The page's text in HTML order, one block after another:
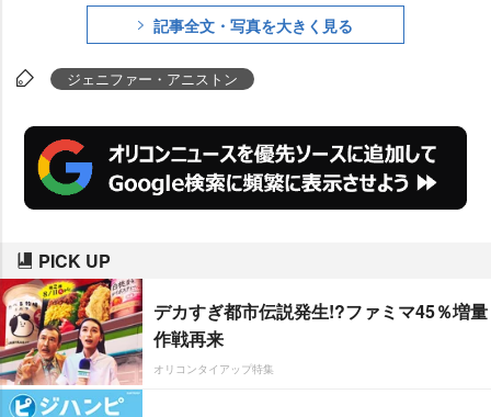
記事全文・写真を大きく見る
ジェニファー・アニストン
PICK UP
デカすぎ都市伝説発生!?ファミマ45％増量
作戦再来
オリコンタイアップ特集